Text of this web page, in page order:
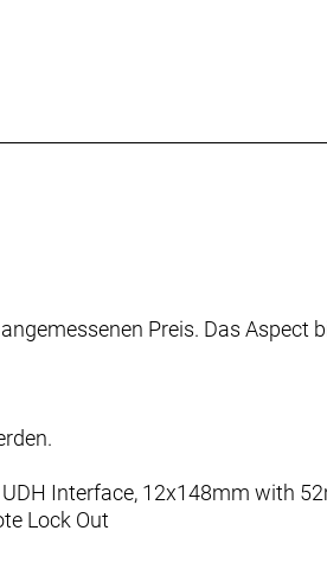
Preis. Das Aspect
Interface, 12x148mm with
Lock Out